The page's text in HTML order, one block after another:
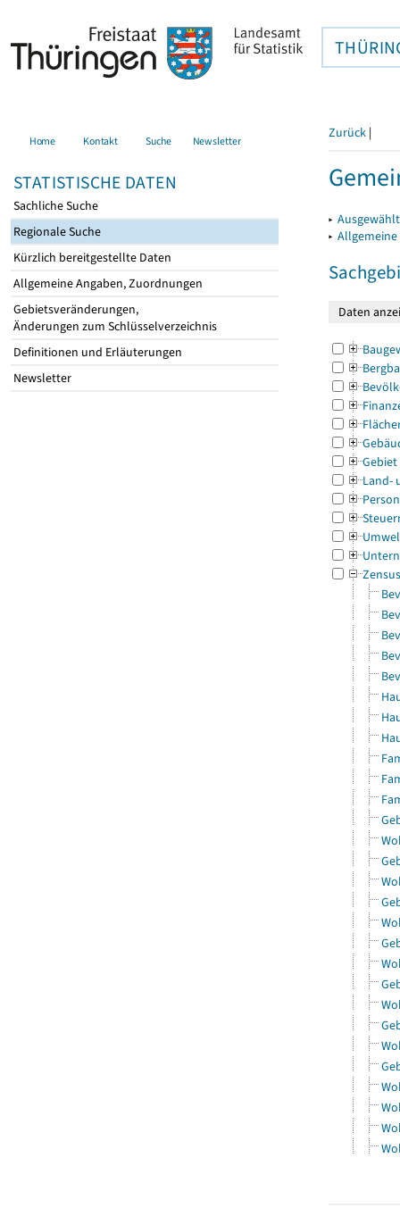
Home Kontakt Suche Newsletter
STATISTISCHE DATEN
Sachliche Suche
Regionale Suche
Kürzlich bereitgestellte Daten
Allgemeine Angaben, Zuordnungen
Gebietsveränderungen,
Änderungen zum Schlüsselverzeichnis
Definitionen und Erläuterungen
Newsletter
Zurück |
▸
▸
Gebiet
Land-
Zensus